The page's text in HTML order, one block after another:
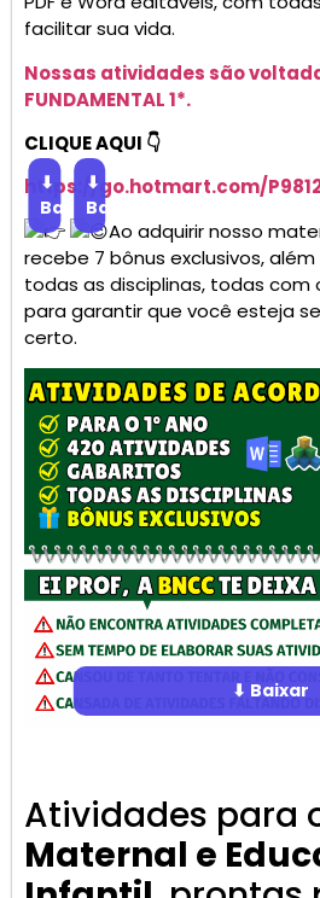
facilitar sua vida.
Nossas atividades são
FUNDAMENTAL 1*.
CLIQUE AQUI 👇
https://go.hotmart.com/
⬇
Baixar
⬇
Baixar
Ao adquirir nosso
recebe 7 bônus exclusivos,
todas as disciplinas, todas com
para garantir que você esteja
certo.
⬇ Baixar
Atividades para
Maternal e